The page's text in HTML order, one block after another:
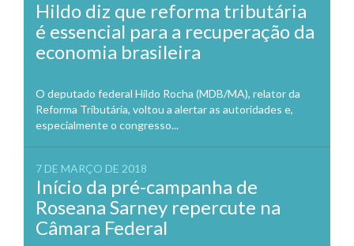
Hildo diz que reforma tributária
é essencial para a recuperação da
economia brasileira
O deputado federal Hildo Rocha (MDB/MA), relator da
Reforma Tributária, voltou a alertar as autoridades e,
especialmente o congresso...
7 DE MARÇO DE 2018
Início da pré-campanha de
Roseana Sarney repercute na
Câmara Federal